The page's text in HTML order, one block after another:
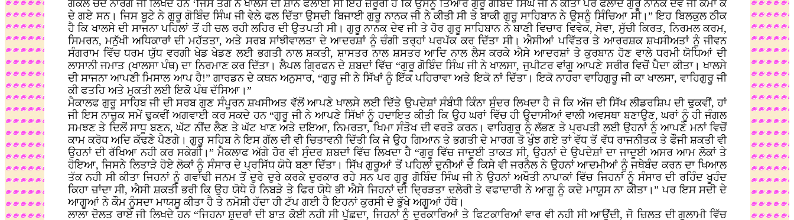
ਗੋਕਲ ਚੰਦ ਨਾਰੰਗ ਜੀ ਲਿਖਦੇ ਹਨ ‘ਜਿਸ ਤੇਗ ਨੇ ਖਾਲਸੇ ਦੀ ਸ਼ਾਨ ਫੈਲਾਈ ਸੀ ਇਹ ਜ਼ਰੂਰੀ ਹੈ ਕਿ ਉਸਨੂੰ ਤਿਆਰ ਗੁਰੂ ਗੋਬਿੰਦ ਸਿੰਘ ਜੀ ਨੇ ਕੀਤਾ ਪਰ ਫੌਲਾਦ ਗੁਰੂ ਨਾਨਕ ਦੇਵ ਜੀ ਕਮਾ ਕੇ
ਦੇ ਗਏ ਸਨ। ਜਿਸ ਬੂਟੇ ਨੇ ਗੁਰੂ ਗੋਬਿੰਦ ਸਿੰਘ ਜੀ ਵੇਲੇ ਫਲ ਦਿੱਤਾ ਉਸਦੀ ਬਿਜਾਈ ਗੁਰੂ ਨਾਨਕ ਜੀ ਨੇ ਕੀਤੀ ਸੀ ਤੇ ਬਾਕੀ ਗੁਰੂ ਸਾਹਿਬਾਨ ਨੇ ਉਸਨੂੰ ਸਿੰਚਿਆ ਸੀ।” ਇਹ ਬਿਲਕੁਲ ਠੀਕ
ਹੈ ਕਿ ਖਾਲਸੇ ਦੀ ਸਾਜਨਾ ਪਹਿਲਾਂ ਤੋਂ ਹੀ ਚਲ ਰਹੀ ਲਹਿਰ ਦੀ ਉਤਪਤੀ ਸੀ। ਗੁਰੂ ਨਾਨਕ ਦੇਵ ਜੀ ਤੇ ਹੋਰ ਗੁਰੂ ਸਾਹਿਬਾਨ ਨੇ ਬਾਣੀ ਵਿਚਾਰ ਵਿਵੇਕ, ਸੇਵਾ, ਸੁੱਚੀ ਕਿਰਤ, ਨਿਰਮਲ ਕਰਮ,
ਸਿਮਰਨ, ਮਨੁੱਖੀ ਅਧਿਕਾਰਾਂ ਦੀ ਮਹੱਤਤਾ, ਅਤੇ ਸਰਬ ਸਾਂਝੀਵਾਲਤਾ ਦੇ ਆਦਰਸ਼ਾਂ ਨੂੰ ਚੰਗੀ ਤਰ੍ਹਾਂ ਪਰਪੱਕ ਕਰ ਦਿੱਤਾ ਸੀ। ਐਸੀਆਂ ਪਵਿੱਤਰ ਤੇ ਆਰਰਸ਼ਕ ਸ਼ਖਸੀਅਤਾਂ ਨੂੰ ਜੀਵਨ
ਸੰਗਰਾਮ ਵਿੱਚ ਧਰਮ ਯੁੱਧ ਵਰਗੀ ਖੇਡ ਖੇਡਣ ਲਈ ਭਗਤੀ ਨਾਲ ਸ਼ਕਤੀ, ਸ਼ਾਸਤਰ ਨਾਲ ਸ਼ਸਤਰ ਆਦਿ ਨਾਲ ਲੈਸ ਕਰਕੇ ਐਸੇ ਆਦਰਸ਼ਾਂ ਤੇ ਕੁਰਬਾਨ ਹੋਣ ਵਾਲੇ ਧਰਮੀ ਯੋਧਿਆਂ ਦੀ
ਲਾਸਾਨੀ ਜਮਾਤ (ਖਾਲਸਾ ਪੰਥ) ਦਾ ਨਿਰਮਾਣ ਕਰ ਦਿੱਤਾ। ਲੈਪਲ ਗ੍ਰਿਫਨ ਦੇ ਸ਼ਬਦਾਂ ਵਿੱਚ “ਗੁਰੂ ਗੋਬਿੰਦ ਸਿੰਘ ਜੀ ਨੇ ਖਾਲਸਾ, ਜੁਪੀਟਰ ਵਾਂਗੂ ਆਪਣੇ ਸਰੀਰ ਵਿਚੋਂ ਪੈਦਾ ਕੀਤਾ। ਖਾਲਸੇ
ਦੀ ਸਾਜਨਾ ਆਪਣੀ ਮਿਸਾਲ ਆਪ ਹੈ!” ਗਾਰਡਨ ਦੇ ਕਥਨ ਅਨੁਸਾਰ, “ਗੁਰੂ ਜੀ ਨੇ ਸਿੱਖਾਂ ਨੂੰ ਇੱਕ ਪਹਿਰਾਵਾ ਅਤੇ ਇਕੋ ਨਾਂ ਦਿੱਤਾ। ਇਕੋ ਨਾਹਰਾ ਵਾਹਿਗੁਰੂ ਜੀ ਕਾ ਖਾਲਸਾ, ਵਾਹਿਗੁਰੂ ਜੀ
ਕੀ ਫਤਹਿ ਅਤੇ ਮੁਕਤੀ ਲਈ ਇਕੋ ਪੰਥ ਦੱਸਿਆ।”
ਮੈਕਾਲਫ ਗੁਰੂ ਸਾਹਿਬ ਜੀ ਦੀ ਸਰਬ ਗੁਣ ਸੰਪੂਰਨ ਸ਼ਖਸੀਅਤ ਵੱਲੋਂ ਆਪਣੇ ਖਾਲਸੇ ਲਈ ਦਿੱਤੇ ਉਪਦੇਸ਼ਾਂ ਸੰਬੰਧੀ ਕਿੰਨਾ ਸੁੰਦਰ ਲਿਖਦਾ ਹੈ ਜੋ ਕਿ ਅੱਜ ਦੀ ਸਿੱਖ ਲੀਡਰਸ਼ਿਪ ਦੀ ਢੁਕਵੀਂ, ਹਾਂ
ਜੀ ਇਸ ਨਾਜ਼ੁਕ ਸਮੇਂ ਢੁਕਵੀਂ ਅਗਵਾਈ ਕਰ ਸਕਦੇ ਹਨ “ਗੁਰੂ ਜੀ ਨੇ ਆਪਣੇ ਸਿੱਖਾਂ ਨੂੰ ਹਦਾਇਤ ਕੀਤੀ ਕਿ ਉਹ ਘਰਾਂ ਵਿੱਚ ਹੀ ਉਦਾਸੀਆਂ ਵਾਲੀ ਅਵਸਥਾ ਬਣਾਉਣ, ਘਰਾਂ ਨੂੰ ਹੀ ਜੰਗਲ
ਸਮਝਣ ਤੇ ਦਿਲੋਂ ਸਾਧੂ ਬਣਨ, ਘੱਟ ਨੀਂਦ ਲੈਣ ਤੇ ਘੱਟ ਖਾਣ ਅਤੇ ਦਇਆ, ਨਿਮਰਤਾ, ਖਿਮਾ ਸੰਤੋਖ ਦੀ ਵਰਤੋ ਕਰਨ। ਵਾਹਿਗੁਰੂ ਨੂੰ ਲੱਭਣ ਤੇ ਪ੍ਰਪਤੀ ਲਈ ਉਹਨਾਂ ਨੂੰ ਆਪਣੇ ਮਨਾਂ ਵਿਚੋਂ
ਕਾਮ ਕਰੋਧ ਅਦਿ ਕੱਢਣੇ ਪੈਣਗੇ। ਗੁਰੂ ਸਹਿਬ ਨੇ ਇਸ ਗੱਲ ਦੀ ਵੀ ਚਿਤਾਵਨੀ ਦਿੱਤੀ ਕਿ ਜੇ ਉਹ ਗਿਆਨ ਤੇ ਭਗਤੀ ਦੇ ਮਾਰਗ ਤੋ ਖੁੰਝ ਗਏ ਤਾਂ ਵੱਧ ਤੋਂ ਵੱਧ ਰਾਜਨੀਤਕ ਤੇ ਫੌਜੀ ਸ਼ਕਤੀ ਵੀ
ਉਹਨਾਂ ਦੀ ਰੱਖਿਆ ਨਹੀ ਕਰ ਸਕੇਗੀ।” ਮੈਕਲਾਫ ਅੱਗੇ ਹੋਰ ਵੀ ਸੁੰਦਰ ਸ਼ਬਦਾਂ ਵਿੱਚ ਲਿਖਦਾ ਹੈ “ਗੁਰੂ ਵਿੱਚ ਜਾਦੂਈ ਤਾਕਤ ਸੀ, ਉਹਨਾਂ ਦੇ ਉਪਦੇਸ਼ਾਂ ਦਾ ਜਾਦੂਈ ਅਸਰ ਆਮ ਲੋਕਾਂ ਤੇ
ਹੋਇਆ, ਜਿਸਨੇ ਲਿਤਾੜੇ ਹੋਏ ਲੋਕਾਂ ਨੂੰ ਸੰਸਾਰ ਦੇ ਪ੍ਰਸਿੱਧ ਯੋਧੇ ਬਣਾ ਦਿੱਤਾ। ਸਿੱਖ ਗੁਰੂਆਂ ਤੋਂ ਪਹਿਲਾਂ ਦੁਨੀਆਂ ਦੇ ਕਿਸੇ ਵੀ ਜਰਨੈਲ ਨੇ ਉਹਨਾਂ ਆਦਮੀਆਂ ਨੂੰ ਜਥੇਬੰਦ ਕਰਨ ਦਾ ਖਿਆਲ
ਤੱਕ ਨਹੀ ਸੀ ਕੀਤਾ ਜਿਹਨਾਂ ਨੂੰ ਗਵਾਂਢੀ ਜਨਮ ਤੋਂ ਦੁਰੇ ਦੁਰੇ ਕਰਕੇ ਦੁਰਕਾਰ ਰਹੇ ਸਨ ਪਰ ਗੁਰੂ ਗੋਬਿੰਦ ਸਿੰਘ ਜੀ ਨੇ ਉਹਨਾਂ ਅਖੌਤੀ ਨਾਪਾਕਾਂ ਵਿੱਚ ਜਿਹਨਾਂ ਨੂੰ ਸੰਸਾਰ ਦੀ ਰਹਿੰਦ ਖੂਹੰਦ
ਕਿਹਾ ਜ਼ਾਂਦਾ ਸੀ, ਐਸੀ ਸ਼ਕਤੀ ਭਰੀ ਕਿ ਉਹ ਯੋਧੇ ਹੋ ਨਿਬੜੇ ਤੇ ਫਿਰ ਯੋਧੇ ਭੀ ਐਸੇ ਜਿਹਨਾਂ ਦੀ ਦ੍ਰਿੜਤਾ ਦਲੇਰੀ ਤੇ ਵਫਾਦਾਰੀ ਨੇ ਆਗੂ ਨੂੰ ਕਦੇ ਮਾਯੂਸ ਨਾ ਕੀਤਾ।” ਪਰ ਇਸ ਸਦੀ ਦੇ
ਆਗੂਆਂ ਨੇ ਕੌਮ ਨੂੰਸਦਾ ਮਾਯਸੂ ਕੀਤਾ ਹੈ ਤੇ ਨਮੋਸ਼ੀ ਹੱਦਾ ਹੀ ਟੱਪ ਗਈ ਹੈ ਇਹਨਾਂ ਕੁਰਸੀ ਦੇ ਭੁੱਖੇ ਅਗੂਆਂ ਹੱਥੋ।
ਲਾਲਾ ਦੋਲਤ ਰਾਏ ਜੀ ਲਿਖਦੇ ਹਨ “ਜਿਹਨਾ ਸ਼ੂਦਰਾਂ ਦੀ ਬਾਤ ਕੋਈ ਨਹੀ ਸੀ ਪੁੱਛਦਾ, ਜਿਹਨਾਂ ਨੂੰ ਦੁਰਕਾਰਿਆਂ ਤੇ ਫਿਟਕਾਰਿਆਂ ਵਾਰ ਵੀ ਨਹੀ ਸੀ ਆਉਂਦੀ, ਜੋ ਜ਼ਿਲਤ ਦੀ ਗੁਲਾਮੀ ਵਿੱਚ